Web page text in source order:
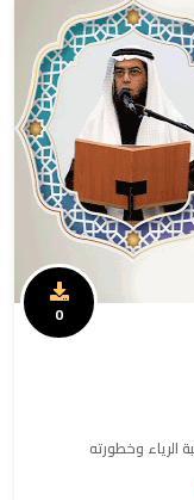
الرياء وخطورته
0